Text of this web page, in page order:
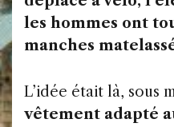
les hommes ont
manches
L’idée était là, sous
vêtement adapté